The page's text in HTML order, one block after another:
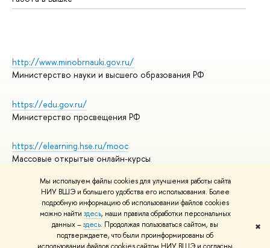
Мы используем файлы cookies для улучшения работы сайта
НИУ ВШЭ и большего удобства его использования. Более
подробную информацию об использовании файлов cookies
можно найти здесь, наши правила обработки персональных
данных –здесь. Продолжая пользоваться сайтом, вы
подтверждаете, что были проинформированы об
✖
http://www.minobrnauki.gov.ru/
Министерство науки и высшего образования РФ
https://edu.gov.ru/
Министерство просвещения РФ
https://elearning.hse.ru/mooc
Массовые открытые онлайн-курсы
© НИУ ВШЭ 1993–2026
Адреса и контакты
Условия использования материалов
Политика конфиденциальности